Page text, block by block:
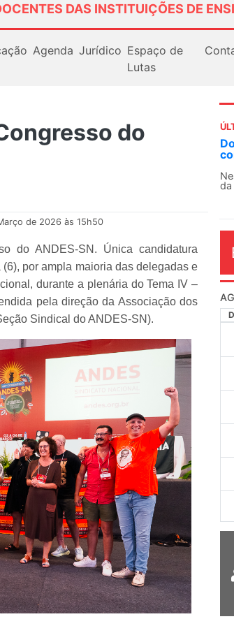
DAS INSTITUIÇÕES DE
Agenda Jurídico Espaço de
Lutas
do
de 2026 às 15h50
do ANDES-SN. Única candidatura
por ampla maioria das delegadas e
durante a plenária do Tema IV –
pela direção da Associação dos
Sindical do ANDES-SN).
O